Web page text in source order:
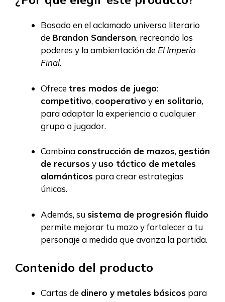
Basado en el aclamado universo literario
de Brandon Sanderson, recreando los
poderes y la ambientación de El Imperio
Final.
Ofrece tres modos de juego:
competitivo, cooperativo y en solitario,
para adaptar la experiencia a cualquier
grupo o jugador.
Combina construcción de mazos, gestión
de recursosy uso táctico de metales
alománticos para crear estrategias
únicas.
Además, susistema de progresión fluido
permite mejorar tu mazo y fortalecer a tu
personaje a medida que avanza la partida.
Contenido del producto
Cartas de dinero y metales básicos para